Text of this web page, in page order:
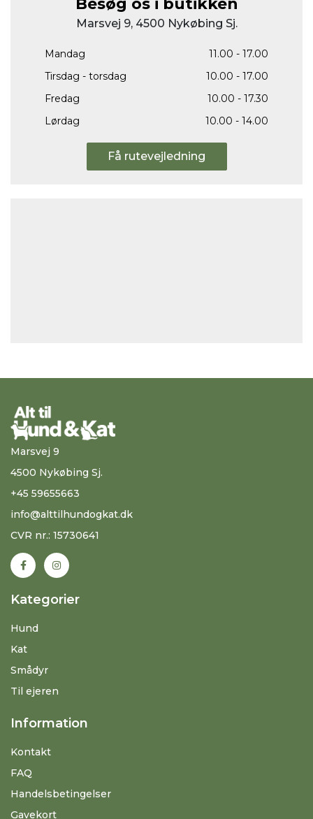
Marsvej 9, 4500 Nykøbing Sj.
Mandag
11.00 - 17.00
Tirsdag - torsdag
10.00 - 17.00
Fredag
10.00 - 17.30
Lørdag
10.00 - 14.00
Få rutevejledning
Marsvej 9
4500 Nykøbing Sj.
+45 59655663
info@alttilhundogkat.dk
CVR nr.: 15730641
Kategorier
Hund
Kat
Smådyr
Til ejeren
Information
Kontakt
FAQ
Handelsbetingelser
Gavekort